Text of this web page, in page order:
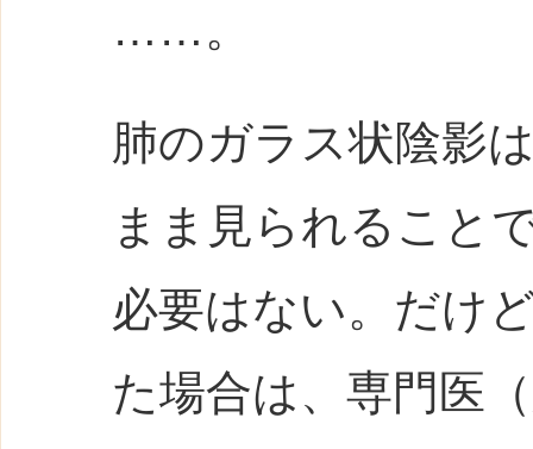
……。
肺のガラス状陰影
まま見られること
必要はない。だけ
た場合は、専門医